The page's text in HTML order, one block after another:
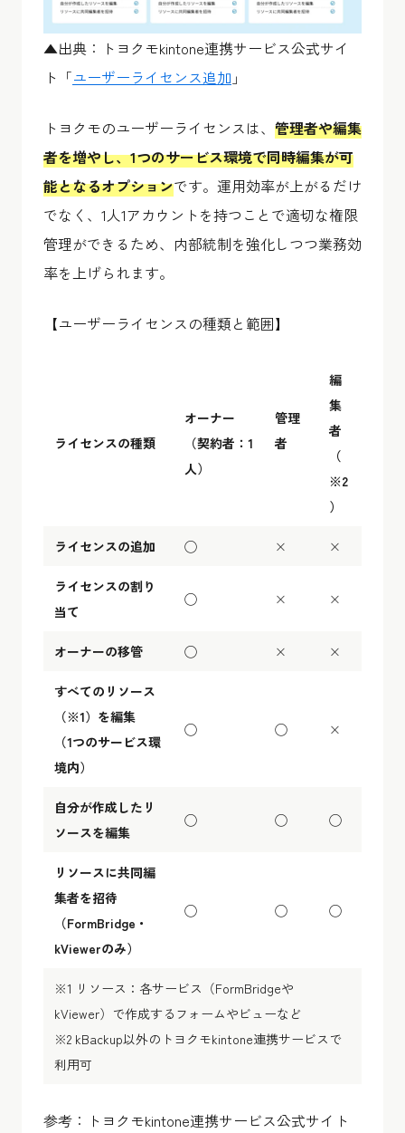
▲出典：トヨクモkintone連携サービス公式サイ
ト「ユーザーライセンス追加 」
トヨクモのユーザーライセンスは、 管理者や編集
者を増やし、1つのサービス環境で同時編集が可
能となるオプションです。運用効率が上がるだけ
でなく、1人1アカウントを持つことで適切な権限
管理ができるため、内部統制を強化しつつ業務効
率を上げられます。
【ユーザーライセンスの種類と範囲】
ライセンスの種類
オーナー
（契約者：1
人）
管理
者
編
集
者
（
※2
）
ライセンスの追加 ◯ × ×
ライセンスの割り
当て
◯ × ×
オーナーの移管 ◯ × ×
すべてのリソース
（※1） を編集
（1つのサービス環
境内）
◯ ◯ ×
自分が作成したリ
ソースを編集
◯ ◯ ◯
リソースに共同編
集者を招待
（FormBridge・
kViewerのみ）
◯ ◯ ◯
※1 リソース：各サービス（FormBridgeや
kViewer）で作成するフォームやビューなど
※2 kBackup以外のトヨクモkintone連携サービスで
利用可
参考：トヨクモkintone連携サービス公式サイト